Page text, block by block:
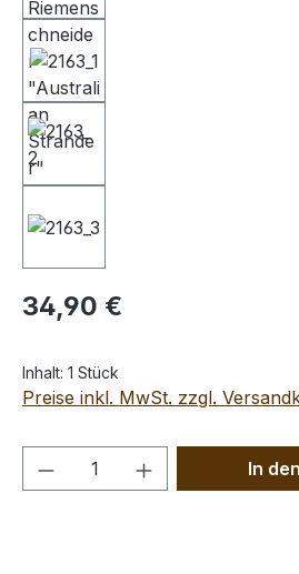
Regulärer Preis:
34,90 €
Inhalt: 1 Stück
Preise inkl. MwSt. zzgl.
Produkt Anzahl: Gib
In